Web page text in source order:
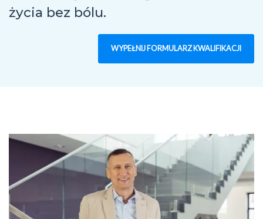
życia bez bólu.
WYPEŁNIJ FORMULARZ KWALIFIKACJI